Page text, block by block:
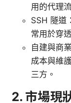
用的代理
SSH 隧道
常用於穿
自建與商
成本與維
三方。
2. 市場現